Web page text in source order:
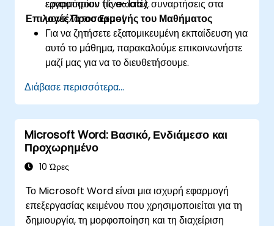
εφαρμόσουν τις σωστές συναρτήσεις στα
μοντέλα του Excel.
εργαστηρίου (live-lab).
Επιλογές Προσαρμογής του Μαθήματος
Για να ζητήσετε εξατομικευμένη εκπαίδευση για
αυτό το μάθημα, παρακαλούμε επικοινωνήστε
μαζί μας για να το διευθετήσουμε.
Διάβασε περισσότερα...
Microsoft Word: Βασικό, Ενδιάμεσο και
Προχωρημένο
10 Ώρες
Το Microsoft Word είναι μια ισχυρή εφαρμογή
επεξεργασίας κειμένου που χρησιμοποιείται για τη
δημιουργία, τη μορφοποίηση και τη διαχείριση